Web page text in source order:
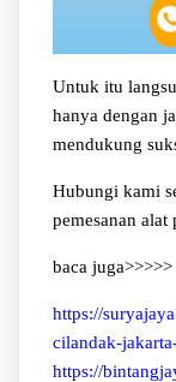
Untuk itu
hanya dengan
mendukung
Hubungi kami
pemesanan alat
baca juga>>>>>
https://
cilandak-
https://